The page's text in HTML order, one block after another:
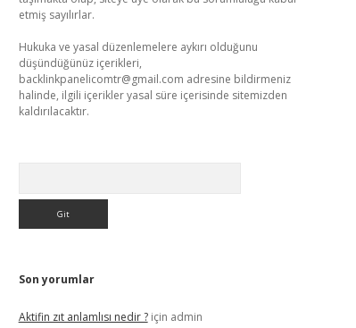
etmiş sayılırlar.
Hukuka ve yasal düzenlemelere aykırı olduğunu
düşündüğünüz içerikleri,
backlinkpanelicomtr@gmail.com adresine bildirmeniz
halinde, ilgili içerikler yasal süre içerisinde sitemizden
kaldırılacaktır.
Son yorumlar
Aktifin zıt anlamlısı nedir ?için admin